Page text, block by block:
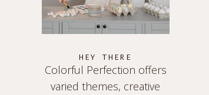
HEY THERE
Colorful Perfection offers
varied themes, creative